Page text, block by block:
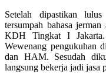
Setelah dipastikan
tersumpah bahasa
KDH Tingkat I
Wewenang pengukuhan
dan HAM. Sesudah
langsung bekerja jadi jasa